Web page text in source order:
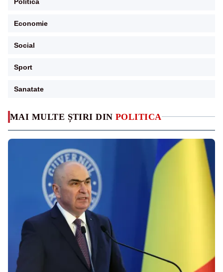
MAI MULTE ȘTIRI DIN POLITICA
Economie
Social
Sport
Sanatate